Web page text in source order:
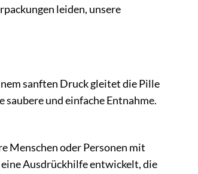
leiden, unsere
sanften Druck gleitet die Pille
und einfache Entnahme.
Menschen oder Personen mit
Ausdrückhilfe entwickelt, die